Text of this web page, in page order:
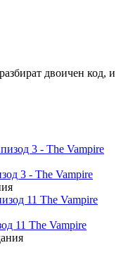
двоичен код, и
3 - The Vampire
11 The Vampire